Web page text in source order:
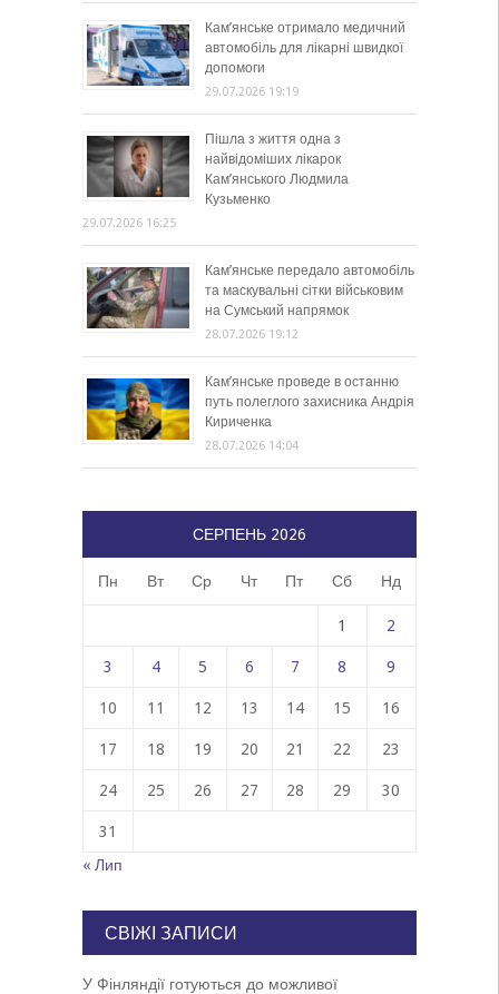
Кам’янське отримало медичний
автомобіль для лікарні швидкої
допомоги
29.07.2026 19:19
Пішла з життя одна з
найвідоміших лікарок
Кам’янського Людмила
Кузьменко
29.07.2026 16:25
Кам’янське передало автомобіль
та маскувальні сітки військовим
на Сумський напрямок
28.07.2026 19:12
Кам’янське проведе в останню
путь полеглого захисника Андрія
Кириченка
28.07.2026 14:04
СЕРПЕНЬ 2026
Пн Вт Ср Чт Пт Сб Нд
1 2
3 4 5 6 7 8 9
10 11 12 13 14 15 16
17 18 19 20 21 22 23
24 25 26 27 28 29 30
31
« Лип
СВІЖІ ЗАПИСИ
У Фінляндії готуються до можливої